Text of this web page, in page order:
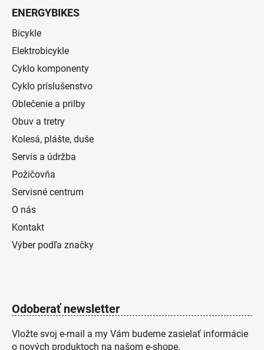
ENERGYBIKES
Bicykle
Elektrobicykle
Cyklo komponenty
Cyklo príslušenstvo
Oblečenie a prilby
Obuv a tretry
Kolesá, plášte, duše
Servis a údržba
Požičovňa
Servisné centrum
O nás
Kontakt
Výber podľa značky
Odoberať newsletter
Vložte svoj e-mail a my Vám budeme zasielať informácie
o nových produktoch na našom e-shope.